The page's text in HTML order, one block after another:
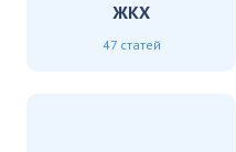
ЖКХ
47 статей